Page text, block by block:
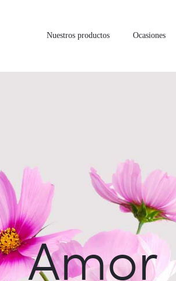
Nuestros productos Ocasiones
Amor